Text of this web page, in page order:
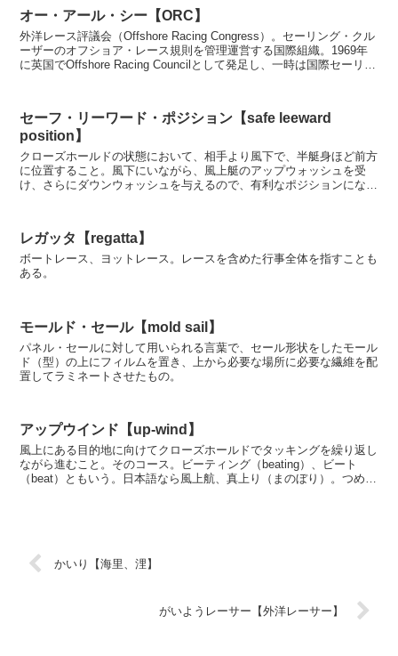
オー・アール・シー【ORC】
外洋レース評議会（Offshore Racing Congress）。セーリング・クル
ーザーのオフショア・レース規則を管理運営する国際組織。1969年
に英国でOffshore Racing Councilとして発足し、一時は国際セーリン
セーフ・リーワード・ポジション【safe leeward
position】
クローズホールドの状態において、相手より風下で、半艇身ほど前方
に位置すること。風下にいながら、風上艇のアップウォッシュを受
け、さらにダウンウォッシュを与えるので、有利なポジションにな
レガッタ【regatta】
ボートレース、ヨットレース。レースを含めた行事全体を指すことも
ある。
モールド・セール【mold sail】
パネル・セールに対して用いられる言葉で、セール形状をしたモール
ド（型）の上にフィルムを置き、上から必要な場所に必要な繊維を配
置してラミネートさせたもの。
アップウインド【up-wind】
風上にある目的地に向けてクローズホールドでタッキングを繰り返し
ながら進むこと。そのコース。ビーティング（beating）、ビート
（beat）ともいう。日本語なら風上航、真上り（まのぼり）。つめ、
かいり【海里、浬】
がいようレーサー【外洋レーサー】